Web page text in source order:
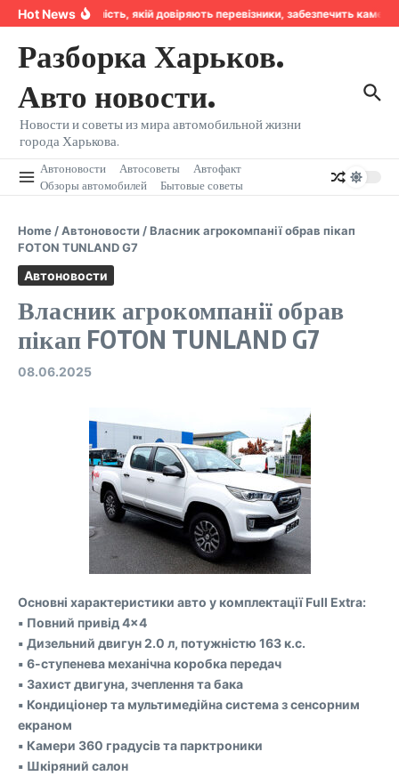
Перейти к содержанию
Hot NewsНадійність, якій довіряють перевізники, забезпечить
Разборка Харьков.
Авто новости.
Новости и советы из мира автомобильной жизни
города Харькова.
Автоновости Автосоветы
Автофакт
Обзоры автомобилей
Бытовые советы
Home /Автоновости /Власник агрокомпанії обрав пікап
FOTON TUNLAND G7
Автоновости
Власник агрокомпанії обрав
пікап FOTON TUNLAND G7
08.06.2025
Основні характеристики авто у комплектації Full Extra:
▪️ Повний привід 4×4
▪️ Дизельний двигун 2.0 л, потужністю 163 к.с.
▪️ 6-ступенева механічна коробка передач
▪️ Захист двигуна, зчеплення та бака
▪️ Кондиціонер та мультимедійна система з сенсорним
екраном
▪️ Камери 360 градусів та парктроники
▪️ Шкіряний салон